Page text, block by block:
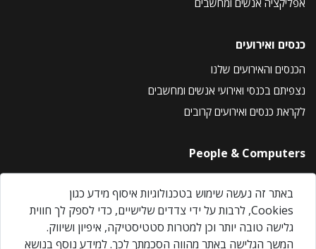
אפליקציה אנשים ומחשבים
כנסים ואירועים
הכנסים והאירועים שלנו
נצפיתם בכנסי ואירועי אנשים ומחשבים
לקראת כנסים ואירועים קרובים
People & Computers
About Us
Privacy Policy
Contact Us
Our Events
באתר זה נעשה שימוש בטכנולוגיות איסוף מידע כגון
Cookies, לרבות על ידי צדדים שלישיים, כדי לספק לך חווית
גלישה טובה יותר וכן למטרות סטטיסטיקה, איפיון ושיווק.
המשך הגלישה באתר מהווה הסכמתך לכך. למידע נוסף בנושא